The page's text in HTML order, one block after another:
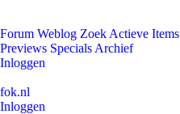
Forum Weblog Zoek Actieve Items
Previews Specials Archief
Inloggen
fok.nl
Inloggen